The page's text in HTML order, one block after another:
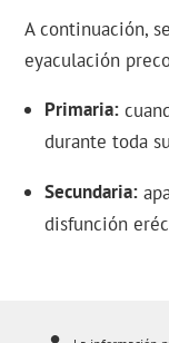
A continuación,
eyaculación
Primaria
durante toda
Secundaria
disfunción